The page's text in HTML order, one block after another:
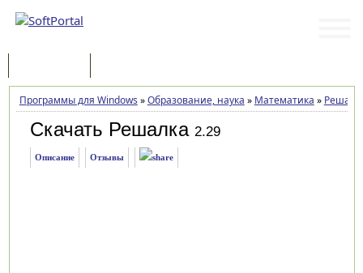
Программы для Windows »Образование, наука » Математика »
Скачать Решалка 2.29
Описание Отзывы